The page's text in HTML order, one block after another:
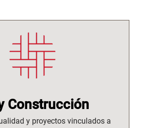
Construcción
y proyectos vinculados a